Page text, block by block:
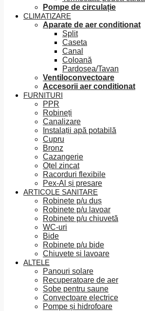
Pompe de circulație
CLIMATIZARE
Aparate de aer conditionat
Split
Caseta
Canal
Coloană
Pardosea/Tavan
Ventiloconvectoare
Accesorii aer conditionat
FURNITURI
PPR
Robineți
Canalizare
Instalații apă potabilă
Cupru
Bronz
Cazangerie
Oțel zincat
Racorduri flexibile
Pex-Al și presare
ARTICOLE SANITARE
Robinete p/u duș
Robinete p/u lavoar
Robinete p/u chiuvetă
WC-uri
Bide
Robinete p/u bide
Chiuvete și lavoare
ALTELE
Panouri solare
Recuperatoare de aer
Sobe pentru saune
Convectoare electrice
Pompe și hidrofoare